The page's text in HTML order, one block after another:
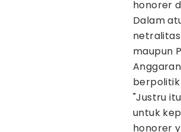
honorer
Dalam
netralitas
maupun
berpolitik
"Justru
untuk
honorer